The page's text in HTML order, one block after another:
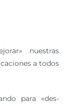
nuestras
a todos
para «des-